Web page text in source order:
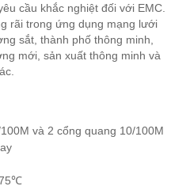
cầu khắc nghiệt đối với EMC.
rãi trong ứng dụng mạng lưới
sắt, thành phố thông minh,
mới, sản xuất thông minh và
và 2 cổng quang 10/100M
75℃